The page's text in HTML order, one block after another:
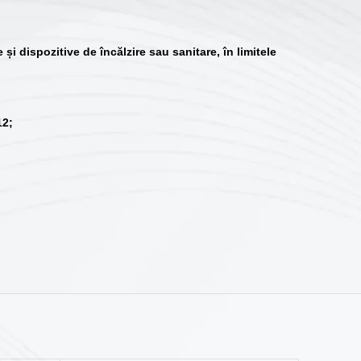
dispozitive de încălzire sau sanitare, în limitele